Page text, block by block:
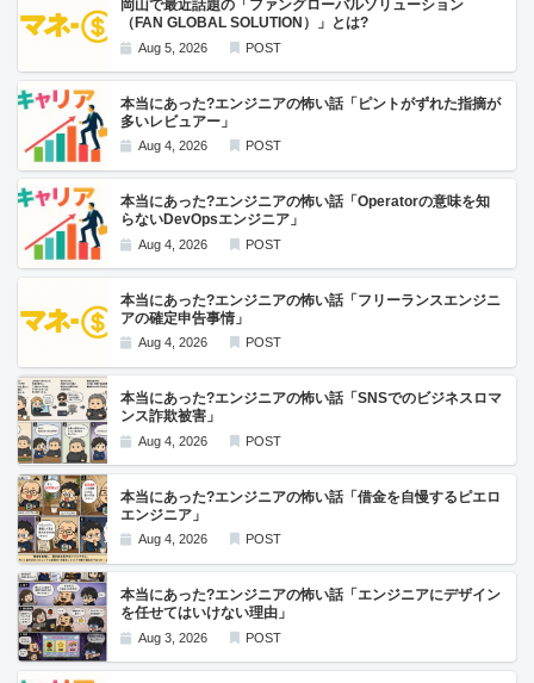
岡山で最近話題の「ファングローバルソリューション
（FAN GLOBAL SOLUTION）」とは?
Aug 5, 2026 POST
本当にあった?エンジニアの怖い話「ピントがずれた指摘が
多いレビュアー」
Aug 4, 2026 POST
本当にあった?エンジニアの怖い話「Operatorの意味を知
らないDevOpsエンジニア」
Aug 4, 2026 POST
本当にあった?エンジニアの怖い話「フリーランスエンジニ
アの確定申告事情」
Aug 4, 2026 POST
本当にあった?エンジニアの怖い話「SNSでのビジネスロマ
ンス詐欺被害」
Aug 4, 2026 POST
本当にあった?エンジニアの怖い話「借金を自慢するピエロ
エンジニア」
Aug 4, 2026 POST
本当にあった?エンジニアの怖い話「エンジニアにデザイン
を任せてはいけない理由」
Aug 3, 2026 POST